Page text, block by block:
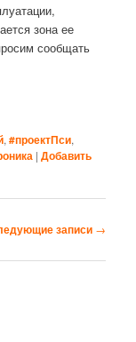
зона ее
сообщать
,#проектПси,
|Добавить
записи →